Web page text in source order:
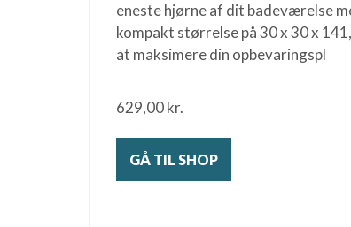
eneste hjørne af dit badeværelse
kompakt størrelse på 30 x 30 x
at maksimere din opbevaringspl
629,00kr.
GÅ TIL SHOP